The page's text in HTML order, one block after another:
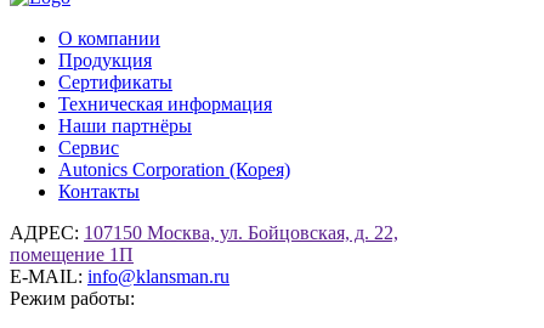
О компании
Продукция
Сертификаты
Техническая информация
Наши партнёры
Сервис
Autonics Corporation (Корея)
Контакты
АДРЕС: 107150 Москва, ул. Бойцовская, д. 22,
помещение 1П
E-MAIL: info@klansman.ru
Режим работы: